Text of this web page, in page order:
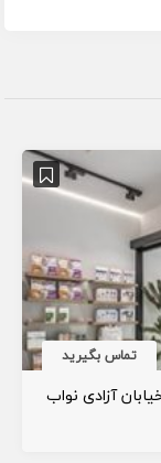
تماس بگیرید
آزادی نواب